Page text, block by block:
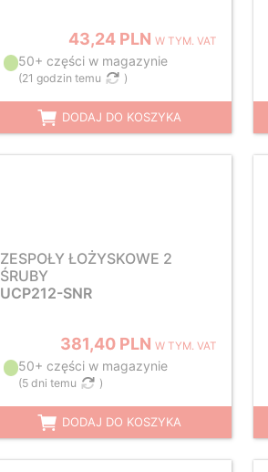
43,24 PLN W TYM. VAT
50+ części w magazynie
(21 godzin temu )
DODAJ DO KOSZYKA
ZESPOŁY ŁOŻYSKOWE 2
ŚRUBY
UCP212-SNR
381,40 PLN W TYM. VAT
50+ części w magazynie
(5 dni temu )
DODAJ DO KOSZYKA